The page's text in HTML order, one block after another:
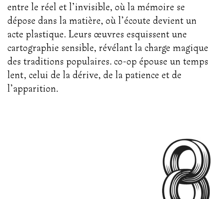
entre le réel et l’invisible, où la mémoire se
dépose dans la matière, où l’écoute devient un
acte plastique. Leurs œuvres esquissent une
cartographie sensible, révélant la charge magique
des traditions populaires. co-op épouse un temps
lent, celui de la dérive, de la patience et de
l’apparition.